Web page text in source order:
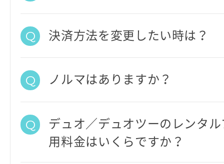
決済方法を変更したい時は？
ノルマはありますか？
デュオ／デュオツーのレンタ
用料金はいくらですか？